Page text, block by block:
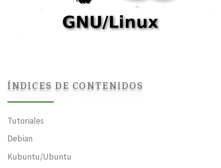
ÍNDICES DE CONTENIDOS
Tutoriales
Debian
Kubuntu/Ubuntu